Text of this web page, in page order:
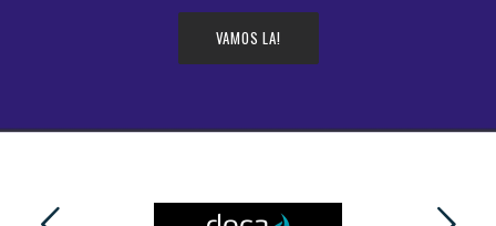
VAMOS LA!